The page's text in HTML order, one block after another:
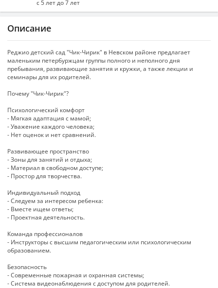
с 5 лет до 7 лет
Описание
Реджио детский сад "Чик-Чирик" в Невском районе предлагает
маленьким петербуржцам группы полного и неполного дня
пребывания, развивающие занятия и кружки, а также лекции и
семинары для их родителей.
Почему "Чик-Чирик"?
Психологический комфорт
- Мягкая адаптация с мамой;
- Уважение каждого человека;
- Нет оценок и нет сравнений.
Развивающее пространство
- Зоны для занятий и отдыха;
- Материал в свободном доступе;
- Простор для творчества.
Индивидуальный подход
- Следуем за интересом ребенка:
- Вместе ищем ответы;
- Проектная деятельность.
Команда профессионалов
- Инструкторы с высшим педагогическим или психологическим
образованием.
Безопасность
- Современные пожарная и охранная системы;
- Система видеонаблюдения с доступом для родителей.